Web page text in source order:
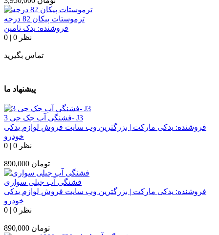
ترموستات پیکان 82 درجه
فروشنده: یدک تامین
0 | 0 نظر
تماس بگیرید
پیشنهاد ما
فشنگی آب جک جی 3- J3
فروشنده: یدکی مارکت | بزرگترین وب سایت فروش لوازم یدکی
خودرو
0 | 0 نظر
890,000 تومان
فشنگی آب جیلی سواری
فروشنده: یدکی مارکت | بزرگترین وب سایت فروش لوازم یدکی
خودرو
0 | 0 نظر
890,000 تومان